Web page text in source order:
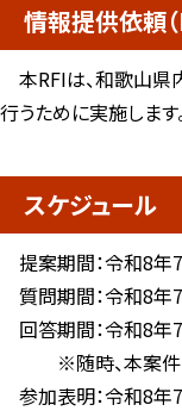
情報提供依頼
本RFIは、和歌山県
行うために実施します
スケジュール
提案期間：令和8年7
質問期間：令和8年
回答期間：令和8年7
※随時、本案件の
参加表明：令和8年